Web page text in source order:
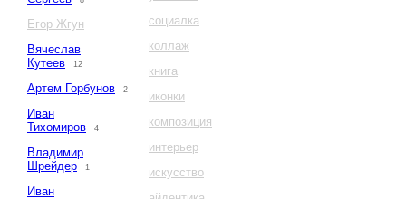
Егор Жгун
Вячеслав
Кутеев
12
Артем Горбунов 2
Иван
Тихомиров
4
Владимир
Шрейдер
1
Иван
социалка
коллаж
книга
иконки
композиция
интерьер
искусство